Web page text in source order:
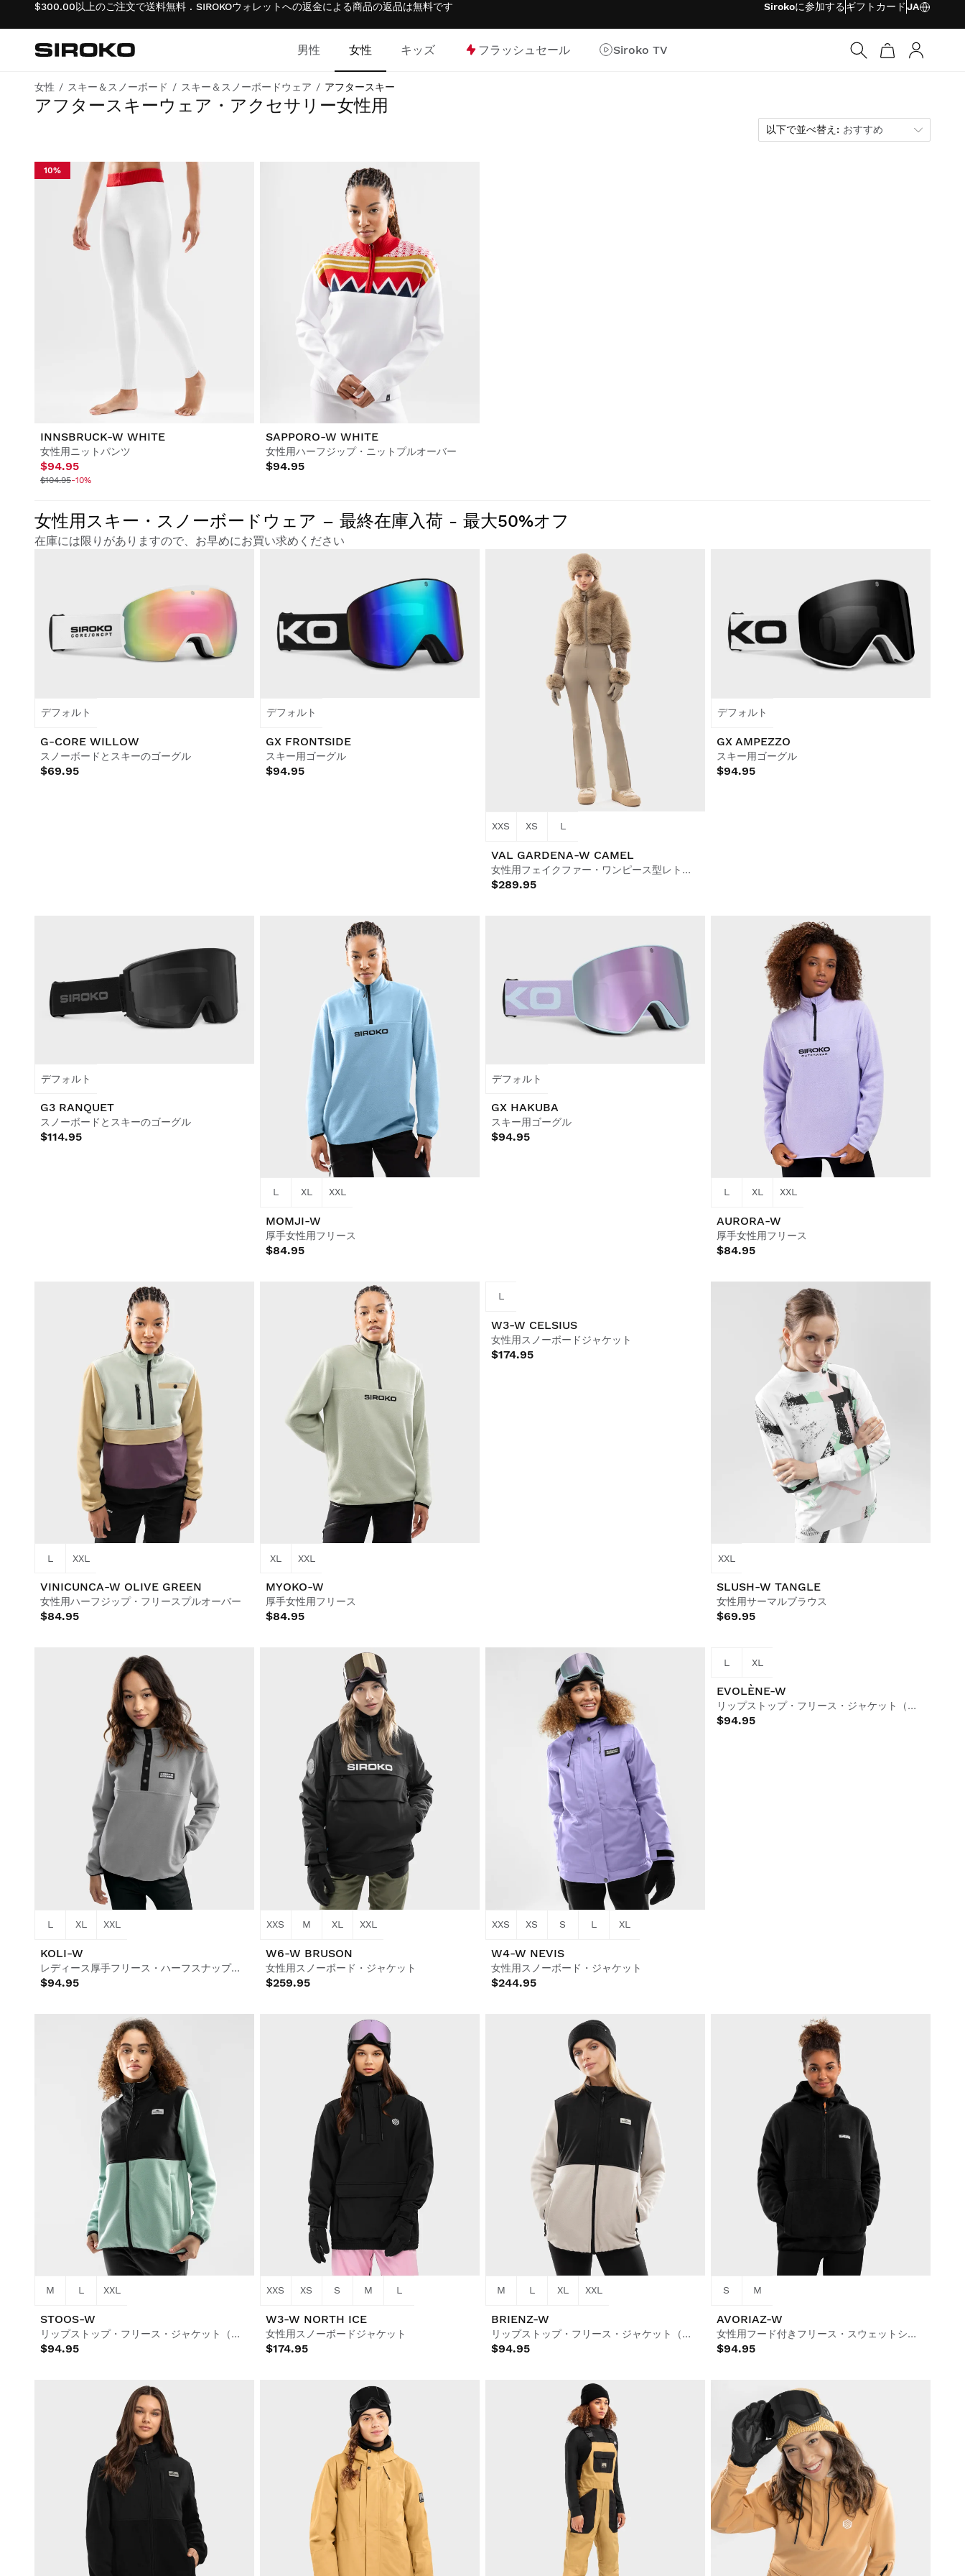
$300.00以上のご注文で送料無料 . SIROKOウォレットへの返金による商品の返品は無料です Sirokoに参加するギフトカードJA
ホームページへ移動
男性
サイクリング
アドベンチャー
コラボレーション
すべて表示 男性
女性
サイクリング
アドベンチャー
コラボレーション
すべて表示 女性
キッズ
ライフスタイル男子
サイクリング少年
サイクリング女子
スキー＆スノーボード少年
すべて表示 キッズ
フラッシュセール
Siroko TV
女性 スキー＆スノーボード スキー＆スノーボードウェア アフタースキー
アフタースキーウェア・アクセサリー女性用
雪山の雰囲気を漂わせる、本格的なスタイルと快適な着心地でスキー後のひとときを演出
以下で並べ替え
以下で並べ替え: おすすめ
10%
INNSBRUCK-W WHITE
女性用ニットパンツ
$94.95
$104.95-10%
SAPPORO-W WHITE
女性用ハーフジップ・ニットプルオーバー
$94.95
女性用スキー・スノーボードウェア – 最終在庫入荷 - 最大50%オフ
在庫には限りがありますので、お早めにお買い求めください
デフォルト
G-CORE WILLOW
スノーボードとスキーのゴーグル
$69.95
デフォルト
GX FRONTSIDE
スキー用ゴーグル
$94.95
XXS XS L
VAL GARDENA-W CAMEL
女性用フェイクファー・ワンピース型レトロスキースーツ
$289.95
デフォルト
GX AMPEZZO
スキー用ゴーグル
$94.95
デフォルト
G3 RANQUET
スノーボードとスキーのゴーグル
$114.95
L XL XXL
MOMJI-W
厚手女性用フリース
$84.95
デフォルト
GX HAKUBA
スキー用ゴーグル
$94.95
L XL XXL
AURORA-W
厚手女性用フリース
$84.95
L XXL
VINICUNCA-W OLIVE GREEN
女性用ハーフジップ・フリースプルオーバー
$84.95
XL XXL
MYOKO-W
厚手女性用フリース
$84.95
XXL
SLUSH-W TANGLE
女性用サーマルブラウス
$69.95
L XL XXL
KOLI-W
レディース厚手フリース・ハーフスナップ・プルオーバー
$94.95
XXS M XL XXL
W6-W BRUSON
女性用スノーボード・ジャケット
$259.95
XXS XS S L XL
W4-W NEVIS
女性用スノーボード・ジャケット
$244.95
M L XXL
STOOS-W
リップストップ・フリース・ジャケット（ウィメンズ
$94.95
XXS XS S M L
W3-W NORTH ICE
女性用スノーボードジャケット
$174.95
M L XL XXL
BRIENZ-W
リップストップ・フリース・ジャケット（ウィメンズ
$94.95
S M
AVORIAZ-W
女性用フード付きフリース・スウェットシャツ
$94.95